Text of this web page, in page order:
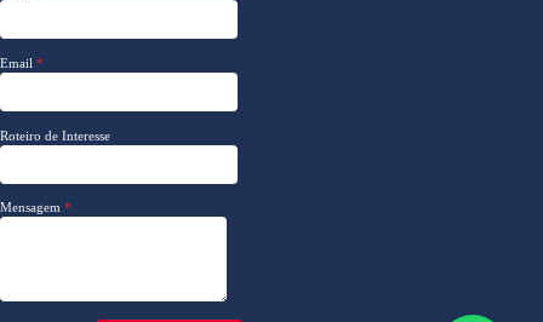
Email *
Roteiro de Interesse
Mensagem *